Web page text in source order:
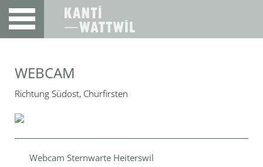
WEBCAM
Richtung Südost, Churfirsten
Webcam Sternwarte Heiterswil